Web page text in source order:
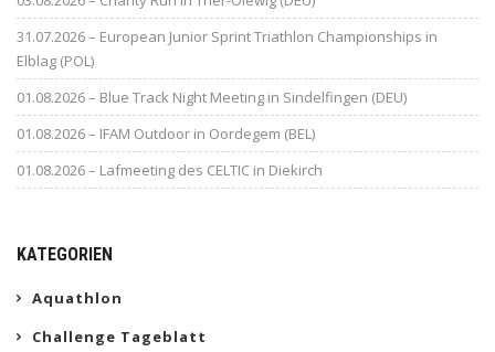
31.07.2026 – European Junior Sprint Triathlon Championships in
Elblag (POL)
01.08.2026 – Blue Track Night Meeting in Sindelfingen (DEU)
01.08.2026 – IFAM Outdoor in Oordegem (BEL)
01.08.2026 – Lafmeeting des CELTIC in Diekirch
KATEGORIEN
Aquathlon
Challenge Tageblatt